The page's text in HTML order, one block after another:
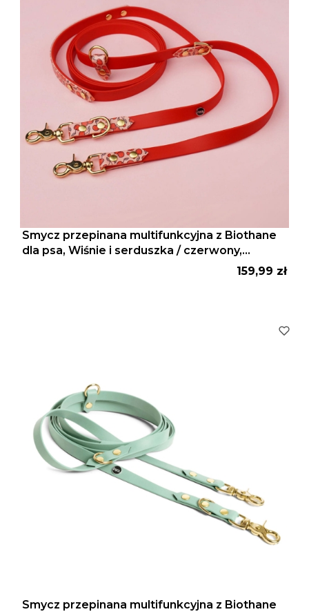
Smycz przepinana multifunkcyjna z Biothane
dla psa, Wiśnie i serduszka / czerwony,
Cena
159,99 zł
Smycz przepinana multifunkcyjna z Biothane